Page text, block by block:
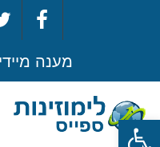
פתח סרגל נגישות
מענה